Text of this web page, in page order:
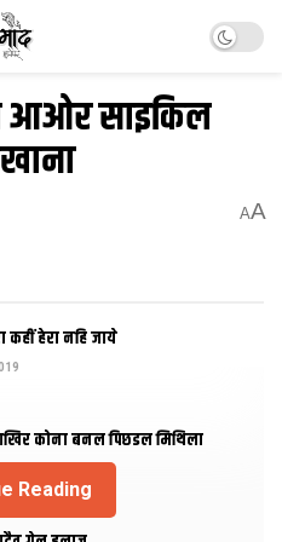
आओर साइकिल
AA
हेरा नहि जाये
कोना बनल पिछडल मिथिला
Reading